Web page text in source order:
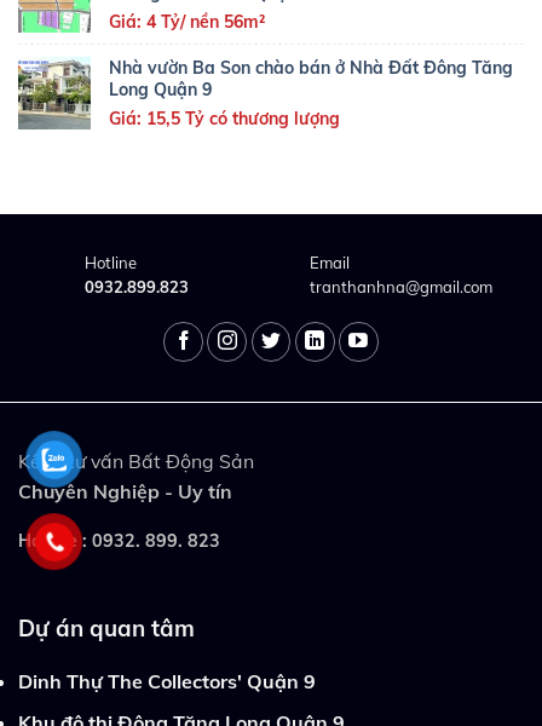
Giá: 4 Tỷ/ nền 56m²
Nhà vườn Ba Son chào bán ở Nhà Đất Đông Tăng
Long Quận 9
Giá: 15,5 Tỷ có thương lượng
Hotline
0932.899.823
Email
tranthanhna@gmail.com
Kênh tư vấn Bất Động Sản
Chuyên Nghiệp - Uy tín
Hotline : 0932. 899. 823
Dự án quan tâm
Dinh Thự The Collectors' Quận 9